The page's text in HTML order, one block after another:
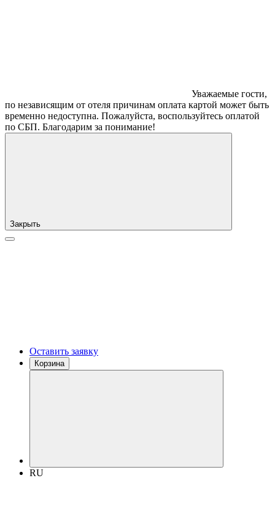
Уважаемые гости,
по независящим от отеля причинам оплата картой может быть
временно недоступна. Пожалуйста, воспользуйтесь оплатой
по СБП. Благодарим за понимание!
Закрыть
Оставить заявку
Корзина
RU